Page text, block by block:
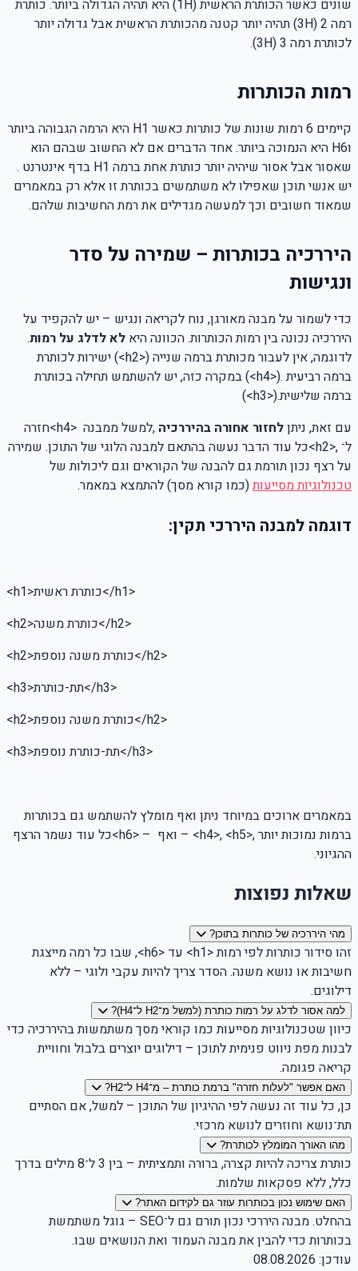
שונים כאשר הכותרת הראשית (H 1) היא תהיה הגדולה ביותר. כותרת
רמה 2 (
H 3) תהיה יותר קטנה מהכותרת הראשית אבל גדולה יותר
לכותרת רמה 3 (
H
3).
רמות הכותרות
קיימים 6רמות שונות של כותרות כאשר H1 היא הרמה הגבוהה ביותר
וH6 היא הנמוכה ביותר. אחד הדברים אם לא החשוב שבהם הוא
שאסור אבל אסור שיהיה יותר כותרת אחת ברמה H1 בדף אינטרנט .
יש אנשי תוכן שאפילו לא משתמשים בכותרת זו אלא רק במאמרים
שמאוד חשובים וכך למעשה מגדילים את רמת החשיבות שלהם.
היררכיה בכותרות – שמירה על סדר
ונגישות
כדי לשמור על מבנה מאורגן, נוח לקריאה ונגיש – יש להקפיד על
היררכיה נכונה בין רמות הכותרות. הכוונה היא לא לדלג על רמות.
לדוגמה, אין לעבור מכותרת ברמה שנייה(<h2>)ישירות לכותרת
ברמה רביעית(<h4>).במקרה כזה, יש להשתמש תחילה בכותרת
ברמה שלישית(<h3>).
עם זאת, ניתןלחזור אחורה בהיררכיה ,למשל ממבנה <h4>חזרה
ל־ <h2>,כל עוד הדבר נעשה בהתאם למבנה הלוגי של התוכן. שמירה
על רצף נכון תורמת גם להבנה של הקוראים וגם ליכולות של
טכנולוגיות מסייעות(כמו קורא מסך) להתמצא במאמר.
דוגמה למבנה היררכי תקין:
<h1>כותרת ראשית</h1>
<h2>כותרת משנה</h2>
<h2>כותרת משנה נוספת</h2>
<h3>תת-כותרת</h3>
<h2>כותרת משנה נוספת</h2>
<h3>תת-כותרת נוספת</h3>
במאמרים ארוכים במיוחד ניתן ואף מומלץ להשתמש גם בכותרות
ברמות נמוכות יותר– <h4>, <h5>, ואף <h6> –כל עוד נשמר הרצף
ההגיוני.
שאלות נפוצות
מהי היררכיה של כותרות בתוכן?
זהו סידור כותרות לפי רמות <h1> עד <h6>, שבו כל רמה מייצגת
חשיבות או נושא משנה. הסדר צריך להיות עקבי ולוגי – ללא
דילוגים.
למה אסור לדלג על רמות כותרת (למשל מ־H2 ל־H4)?
כיוון שטכנולוגיות מסייעות כמו קוראי מסך משתמשות בהיררכיה כדי
לבנות מפת ניווט פנימית לתוכן – דילוגים יוצרים בלבול וחוויית
קריאה פגומה.
האם אפשר "לעלות חזרה" ברמת כותרת – מ־H4 ל־H2?
כן, כל עוד זה נעשה לפי ההיגיון של התוכן – למשל, אם הסתיים
תת־נושא וחוזרים לנושא מרכזי.
מהו האורך המומלץ לכותרת?
כותרת צריכה להיות קצרה, ברורה ותמציתית – בין 3 ל־8 מילים בדרך
כלל, ללא פסקאות שלמות.
האם שימוש נכון בכותרות עוזר גם לקידום האתר?
בהחלט. מבנה היררכי נכון תורם גם ל־SEO – גוגל משתמשת
בכותרות כדי להבין את מבנה העמוד ואת הנושאים שבו.
עודכן: 08.08.2026